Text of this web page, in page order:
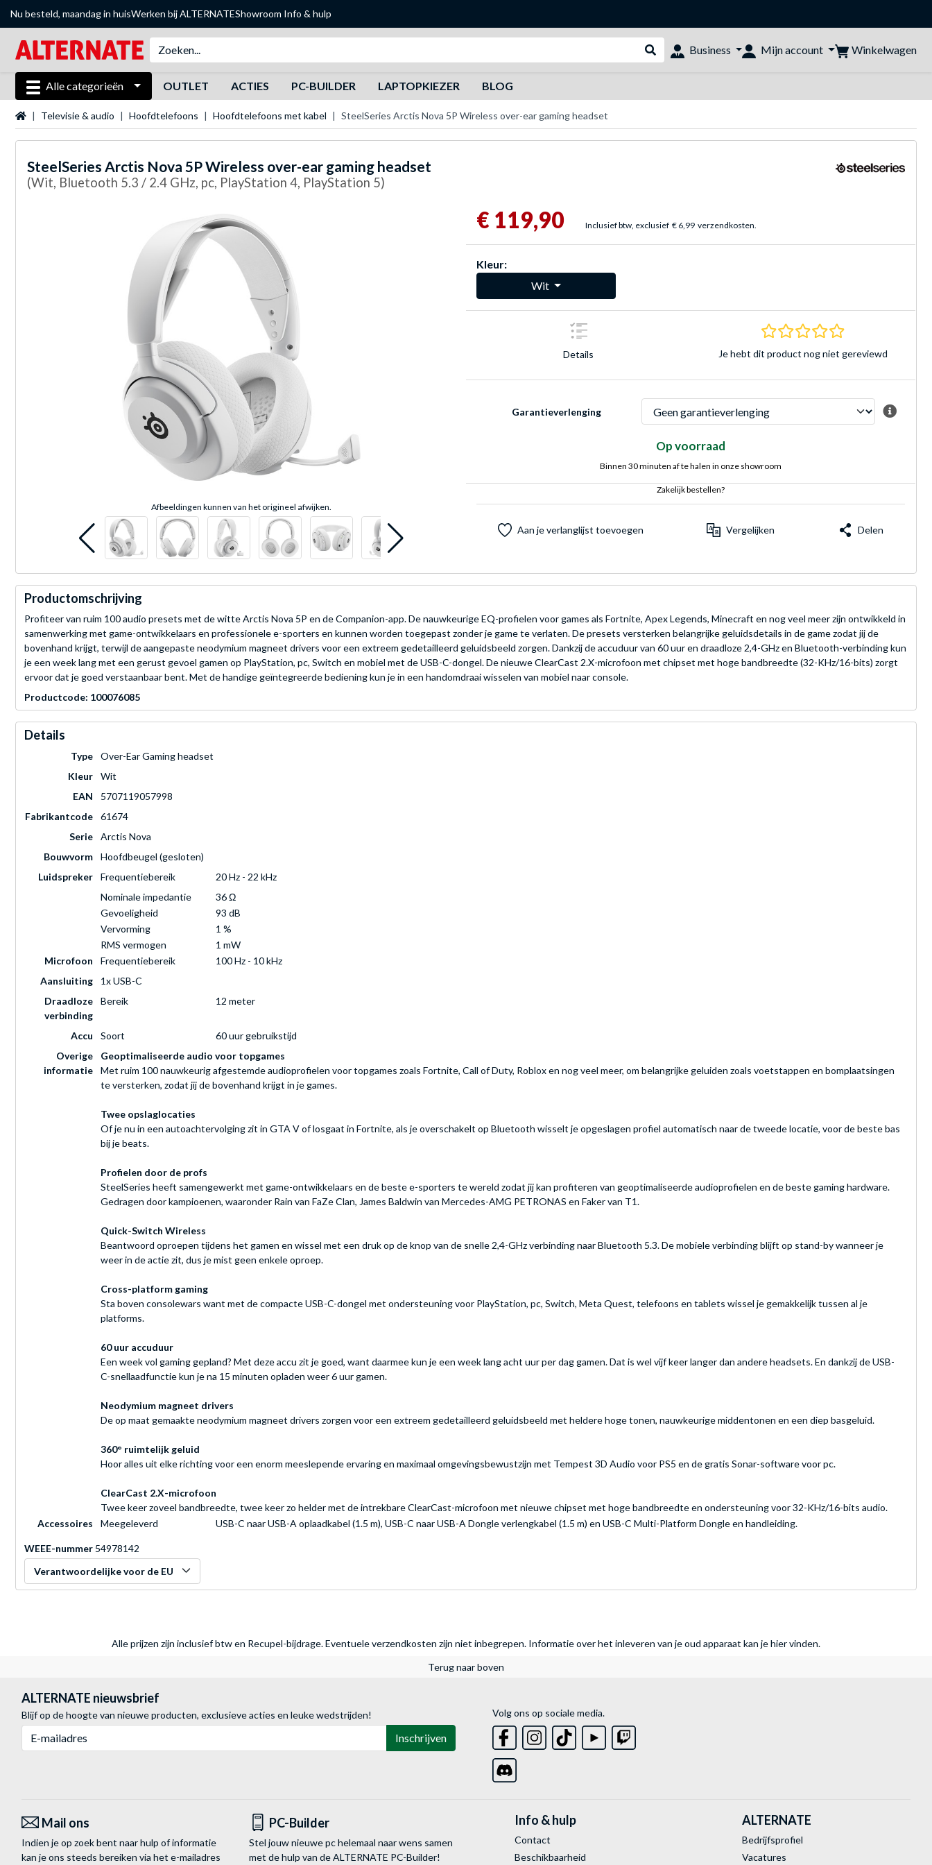
Nu besteld, maandag in huisWerken bij ALTERNATEShowroom Info & hulp
Webshop doorzoeken
Business Mijn account Winkelwagen
Alle categorieën OUTLET ACTIES PC-BUILDER LAPTOPKIEZER BLOG
StartpaginaTelevisie & audio Hoofdtelefoons Hoofdtelefoons met kabel SteelSeries Arctis Nova 5P Wireless over-ear gaming headset
SteelSeries Arctis Nova 5P Wireless over-ear gaming headset
(Wit, Bluetooth 5.3 / 2.4 GHz, pc, PlayStation 4, PlayStation 5)
Afbeeldingen kunnen van het origineel afwijken.
€ 119,90 Inclusief btw, exclusief € 6,99 verzendkosten.
Kleur:
Wit
Details
0.0 sterren
Je hebt dit product nog niet gereviewd
Garantieverlenging
Op voorraad
Binnen 30 minuten af te halen in onze showroom
Zakelijk bestellen?
Aan je verlanglijst toevoegen Vergelijken Delen
Productomschrijving
Profiteer van ruim 100 audio presets met de witte Arctis Nova 5P en de Companion-app. De nauwkeurige EQ-profielen voor games als Fortnite, Apex Legends, Minecraft en nog veel meer zijn ontwikkeld in
samenwerking met game-ontwikkelaars en professionele e-sporters en kunnen worden toegepast zonder je game te verlaten. De presets versterken belangrijke geluidsdetails in de game zodat jij de
bovenhand krijgt, terwijl de aangepaste neodymium magneet drivers voor een extreem gedetailleerd geluidsbeeld zorgen. Dankzij de accuduur van 60 uur en draadloze 2,4-GHz en Bluetooth-verbinding kun
je een week lang met een gerust gevoel gamen op PlayStation, pc, Switch en mobiel met de USB-C-dongel. De nieuwe ClearCast 2.X-microfoon met chipset met hoge bandbreedte (32-KHz/16-bits) zorgt
ervoor dat je goed verstaanbaar bent. Met de handige geïntegreerde bediening kun je in een handomdraai wisselen van mobiel naar console.
Productcode: 100076085
Details
Type
Over-Ear Gaming headset
Kleur
Wit
EAN
5707119057998
Fabrikantcode
61674
Serie
Arctis Nova
Bouwvorm
Hoofdbeugel (gesloten)
Luidspreker
Frequentiebereik
20 Hz - 22 kHz
Nominale impedantie
36 Ω
Gevoeligheid
93 dB
Vervorming
1 %
RMS vermogen
1 mW
Microfoon
Frequentiebereik
100 Hz - 10 kHz
Aansluiting
1x USB-C
Draadloze
verbinding
Bereik 12 meter
Accu Soort
60 uur gebruikstijd
Overige
informatie
Geoptimaliseerde audio voor topgames
Met ruim 100 nauwkeurig afgestemde audioprofielen voor topgames zoals Fortnite, Call of Duty, Roblox en nog veel meer, om belangrijke geluiden zoals voetstappen en bomplaatsingen
te versterken, zodat jij de bovenhand krijgt in je games.
Twee opslaglocaties
Of je nu in een autoachtervolging zit in GTA V of losgaat in Fortnite, als je overschakelt op Bluetooth wisselt je opgeslagen profiel automatisch naar de tweede locatie, voor de beste bas
bij je beats.
Profielen door de profs
SteelSeries heeft samengewerkt met game-ontwikkelaars en de beste e-sporters te wereld zodat jij kan profiteren van geoptimaliseerde audioprofielen en de beste gaming hardware.
Gedragen door kampioenen, waaronder Rain van FaZe Clan, James Baldwin van Mercedes-AMG PETRONAS en Faker van T1.
Quick-Switch Wireless
Beantwoord oproepen tijdens het gamen en wissel met een druk op de knop van de snelle 2,4-GHz verbinding naar Bluetooth 5.3. De mobiele verbinding blijft op stand-by wanneer je
weer in de actie zit, dus je mist geen enkele oproep.
Cross-platform gaming
Sta boven consolewars want met de compacte USB-C-dongel met ondersteuning voor PlayStation, pc, Switch, Meta Quest, telefoons en tablets wissel je gemakkelijk tussen al je
platforms.
60 uur accuduur
Een week vol gaming gepland? Met deze accu zit je goed, want daarmee kun je een week lang acht uur per dag gamen. Dat is wel vijf keer langer dan andere headsets. En dankzij de USB-
C-snellaadfunctie kun je na 15 minuten opladen weer 6 uur gamen.
Neodymium magneet drivers
De op maat gemaakte neodymium magneet drivers zorgen voor een extreem gedetailleerd geluidsbeeld met heldere hoge tonen, nauwkeurige middentonen en een diep basgeluid.
360° ruimtelijk geluid
Hoor alles uit elke richting voor een enorm meeslepende ervaring en maximaal omgevingsbewustzijn met Tempest 3D Audio voor PS5 en de gratis Sonar-software voor pc.
ClearCast 2.X-microfoon
Twee keer zoveel bandbreedte, twee keer zo helder met de intrekbare ClearCast-microfoon met nieuwe chipset met hoge bandbreedte en ondersteuning voor 32-KHz/16-bits audio.
Accessoires
Meegeleverd USB-C naar USB-A oplaadkabel (1.5 m), USB-C naar USB-A Dongle verlengkabel (1.5 m) en USB-C Multi-Platform Dongle en handleiding.
WEEE-nummer 54978142
Verantwoordelijke voor de EU
Alle prijzen zijn inclusief btw en Recupel-bijdrage. Eventuele verzendkosten zijn niet inbegrepen. Informatie over het inleveren van je oud apparaat kan je hier vinden.
Terug naar boven
ALTERNATE nieuwsbrief
Blijf op de hoogte van nieuwe producten, exclusieve acties en leuke wedstrijden!
Inschrijven
Volg ons op sociale media.
Mail ons
Indien je op zoek bent naar hulp of informatie
kan je ons steeds bereiken via het e-mailadres
PC-Builder
Stel jouw nieuwe pc helemaal naar wens samen
met de hulp van de ALTERNATE PC-Builder!
Info & hulp
Contact
Beschikbaarheid
ALTERNATE
Bedrijfsprofiel
Vacatures